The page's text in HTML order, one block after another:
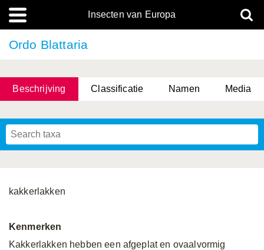
Insecten van Europa
Ordo Blattaria
Beschrijving Classificatie Namen Media
kakkerlakken
Kenmerken
Kakkerlakken hebben een afgeplat en ovaalvormig